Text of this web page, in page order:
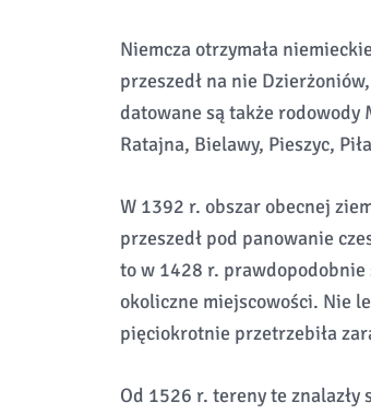
Niemcza otrzymała
przeszedł na nie
datowane są także rodowody
Ratajna, Bielawy, Pieszyc,
W 1392 r. obszar obecnej
przeszedł pod panowanie
to w 1428 r.
okoliczne miejscowości. Nie
pięciokrotnie przetrzebiła
Od 1526 r. tereny te